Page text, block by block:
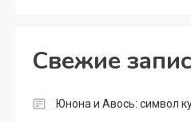
Свежие
Юнона и Авось: символ